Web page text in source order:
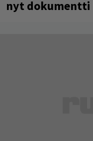
nyt dokumentti